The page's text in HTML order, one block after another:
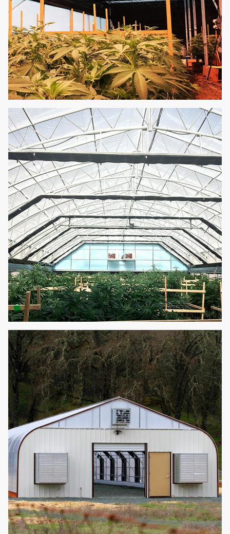
10
Complete la
luz
Fácil monte el
invernadero ligero
auto del apagón de
la privación
Opcional
11
Cama del
almácigo
Cama sembrada
movible
Opcional
12 Hidrocultivo
Puede ser
reutilizado, ninguna
necesidad de
añadir los
alimentos,
conveniente y
asequible.
Opcional